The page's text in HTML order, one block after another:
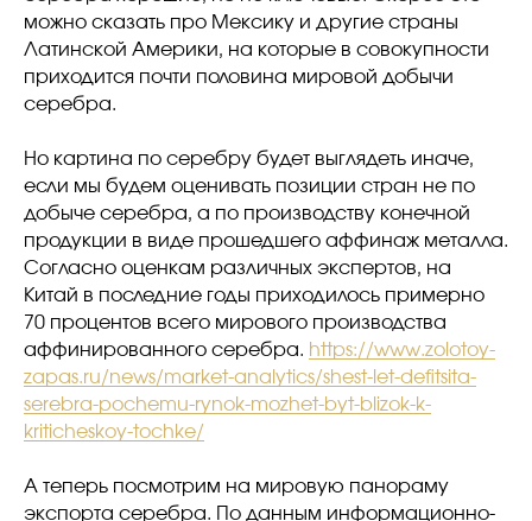
можно сказать про Мексику и другие страны
Латинской Америки, на которые в совокупности
приходится почти половина мировой добычи
серебра.
Но картина по серебру будет выглядеть иначе,
если мы будем оценивать позиции стран не по
добыче серебра, а по производству конечной
продукции в виде прошедшего аффинаж металла.
Согласно оценкам различных экспертов, на
Китай в последние годы приходилось примерно
70 процентов всего мирового производства
аффинированного серебра. https://www.zolotoy-
zapas.ru/news/market-analytics/shest-let-defitsita-
serebra-pochemu-rynok-mozhet-byt-blizok-k-
kriticheskoy-tochke/
А теперь посмотрим на мировую панораму
экспорта серебра. По данным информационно-